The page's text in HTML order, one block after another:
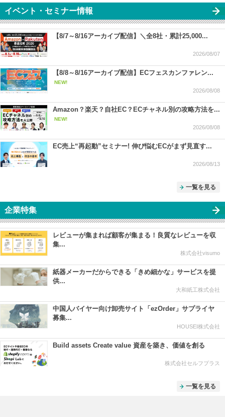
イベント・セミナー情報
【8/7～8/16アーカイブ配信】＼全8社・累計25,000...
2026/08/07
【8/8～8/16アーカイブ配信】ECフェスカンファレン...
NEW!
2026/08/08
Amazon？楽天？自社EC？ECチャネル別の攻略方法を...
NEW!
2026/08/08
EC売上“再起動”セミナー! 伸び悩むECがまず見直す...
2026/08/13
一覧を見る
企業特集
レビューが集まれば顧客が集まる！良質なレビューを収
集...
株式会社visumo
紙器メーカーだからできる「きめ細かな」サービスを提
供...
大和紙工株式会社
中国人バイヤー向け卸売サイト「ezOrder」サプライヤ
募集...
HOUSEI株式会社
Build assets Create value 資産を築き、価値を創る
株式会社セルフプラス
一覧を見る